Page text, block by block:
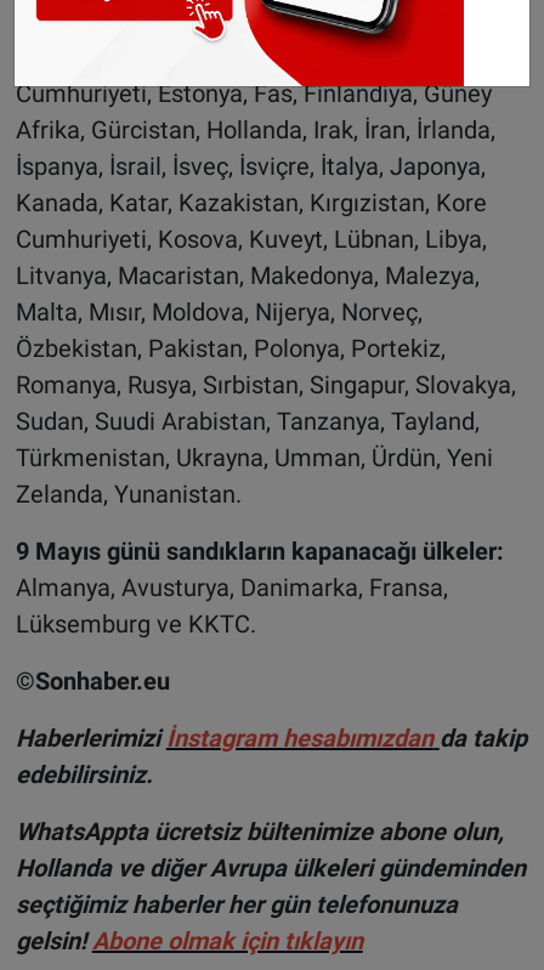
Birleşik Krallık, Bosna Hersek, Brezilya,
Bulgaristan, Cezayir, Çek Cumhuriyeti, Çin Halk
Cumhuriyeti, Estonya, Fas, Finlandiya, Güney
Afrika, Gürcistan, Hollanda, Irak, İran, İrlanda,
İspanya, İsrail, İsveç, İsviçre, İtalya, Japonya,
Kanada, Katar, Kazakistan, Kırgızistan, Kore
Cumhuriyeti, Kosova, Kuveyt, Lübnan, Libya,
Litvanya, Macaristan, Makedonya, Malezya,
Malta, Mısır, Moldova, Nijerya, Norveç,
Özbekistan, Pakistan, Polonya, Portekiz,
Romanya, Rusya, Sırbistan, Singapur, Slovakya,
Sudan, Suudi Arabistan, Tanzanya, Tayland,
Türkmenistan, Ukrayna, Umman, Ürdün, Yeni
Zelanda, Yunanistan.
9 Mayıs günü sandıkların kapanacağı ülkeler:
Almanya, Avusturya, Danimarka, Fransa,
Lüksemburg ve KKTC.
©Sonhaber.eu
Haberlerimiziİnstagram hesabımızdan da takip
edebilirsiniz.
WhatsAppta ücretsiz bültenimize abone olun,
Hollanda ve diğer Avrupa ülkeleri gündeminden
seçtiğimiz haberler her gün telefonunuza
gelsin!Abone olmak için tıklayın